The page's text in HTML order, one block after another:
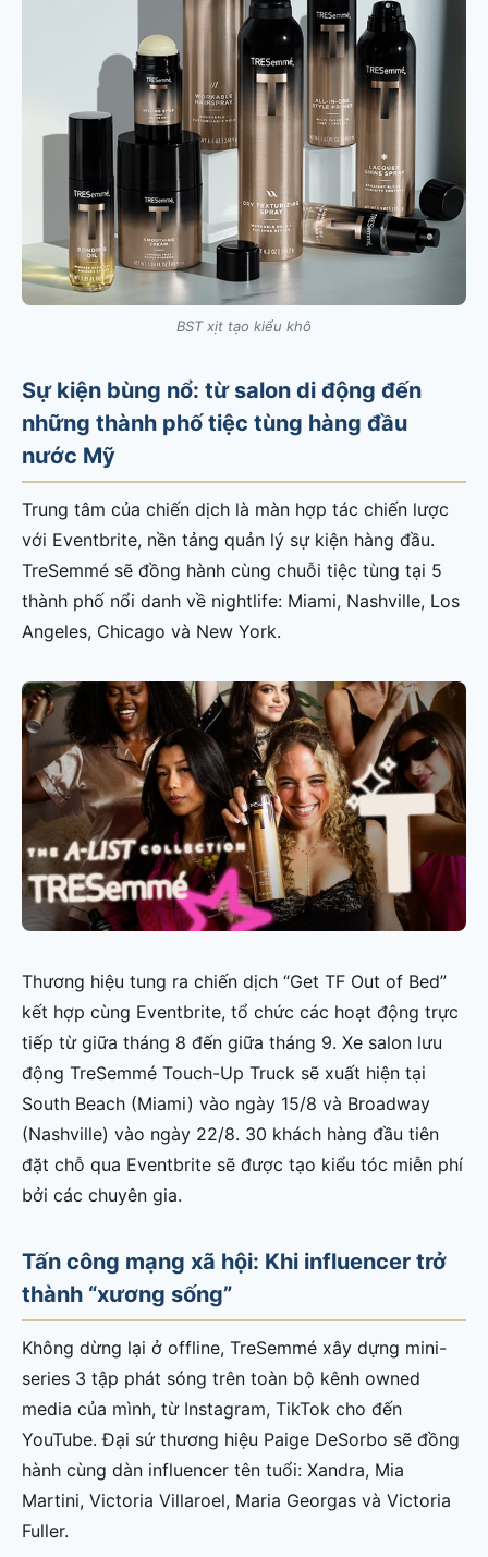
BST xịt tạo kiểu khô
Sự kiện bùng nổ: từ salon di động đến
những thành phố tiệc tùng hàng đầu
nước Mỹ
Trung tâm của chiến dịch là màn hợp tác chiến lược
với Eventbrite, nền tảng quản lý sự kiện hàng đầu.
TreSemmé sẽ đồng hành cùng chuỗi tiệc tùng tại 5
thành phố nổi danh về nightlife: Miami, Nashville, Los
Angeles, Chicago và New York.
Thương hiệu tung ra chiến dịch “Get TF Out of Bed”
kết hợp cùng Eventbrite, tổ chức các hoạt động trực
tiếp từ giữa tháng 8 đến giữa tháng 9. Xe salon lưu
động TreSemmé Touch-Up Truck sẽ xuất hiện tại
South Beach (Miami) vào ngày 15/8 và Broadway
(Nashville) vào ngày 22/8. 30 khách hàng đầu tiên
đặt chỗ qua Eventbrite sẽ được tạo kiểu tóc miễn phí
bởi các chuyên gia.
Tấn công mạng xã hội: Khi influencer trở
thành “xương sống”
Không dừng lại ở offline, TreSemmé xây dựng mini-
series 3 tập phát sóng trên toàn bộ kênh owned
media của mình, từ Instagram, TikTok cho đến
YouTube. Đại sứ thương hiệu Paige DeSorbo sẽ đồng
hành cùng dàn influencer tên tuổi: Xandra, Mia
Martini, Victoria Villaroel, Maria Georgas và Victoria
Fuller.